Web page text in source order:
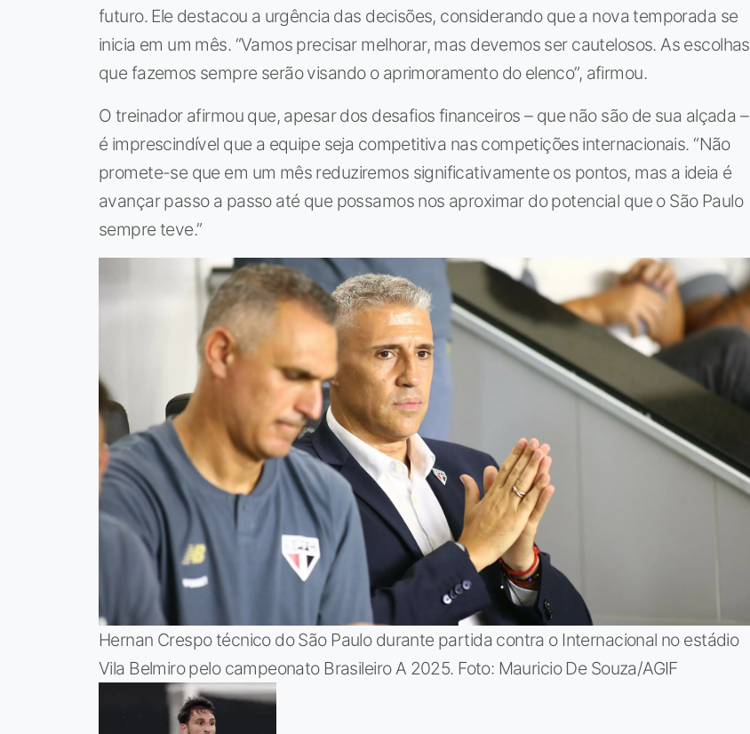
futuro. Ele destacou a urgência das decisões, considerando que a nova temporada se
inicia em um mês. “Vamos precisar melhorar, mas devemos ser cautelosos. As escolhas
que fazemos sempre serão visando o aprimoramento do elenco”, afirmou.
O treinador afirmou que, apesar dos desafios financeiros – que não são de sua alçada –
é imprescindível que a equipe seja competitiva nas competições internacionais. “Não
promete-se que em um mês reduziremos significativamente os pontos, mas a ideia é
avançar passo a passo até que possamos nos aproximar do potencial que o São Paulo
sempre teve.”
Hernan Crespo técnico do São Paulo durante partida contra o Internacional no estádio
Vila Belmiro pelo campeonato Brasileiro A 2025. Foto: Mauricio De Souza/AGIF